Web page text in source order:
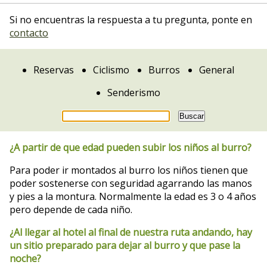
Si no encuentras la respuesta a tu pregunta, ponte en
contacto
Reservas Ciclismo Burros
General
Senderismo
¿A partir de que edad pueden subir los niños al burro?
Para poder ir montados al burro los niños tienen que
poder sostenerse con seguridad agarrando las manos
y pies a la montura. Normalmente la edad es 3 o 4 años
pero depende de cada niño.
¿Al llegar al hotel al final de nuestra ruta andando, hay
un sitio preparado para dejar al burro y que pase la
noche?